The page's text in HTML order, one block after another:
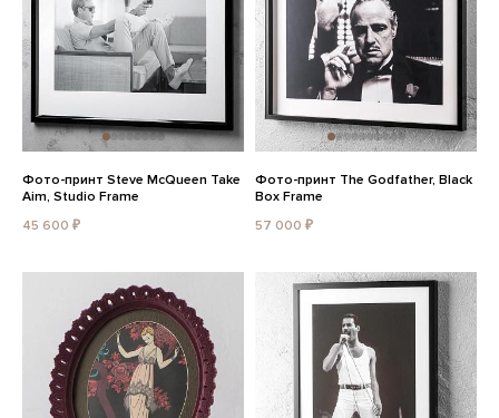
Фото-принт Steve McQueen Take
Aim, Studio Frame
45 600 ₽
Фото-принт The Godfather, Black
Box Frame
57 000 ₽